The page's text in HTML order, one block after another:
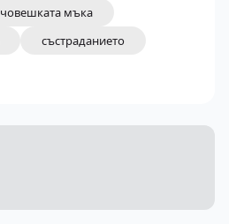
човешката мъка
състраданието